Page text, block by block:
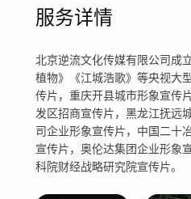
服务详情
北京逆流文化传媒有限公司成
植物》《江城浩歌》等央视大
传片，重庆开县城市形象宣传
发区招商宣传片，黑龙江抚远
司企业形象宣传片，中国二十
宣传片，奥伦达集团企业形象
科院财经战略研究院宣传片。